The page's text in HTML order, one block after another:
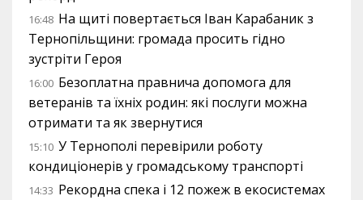
16:48 На щиті повертається Іван Карабаник з
Тернопільщини: громада просить гідно
зустріти Героя
16:00 Безоплатна правнича допомога для
ветеранів та їхніх родин: які послуги можна
отримати та як звернутися
15:10 У Тернополі перевірили роботу
кондиціонерів у громадському транспорті
14:33 Рекордна спека і 12 пожеж в екосистемах